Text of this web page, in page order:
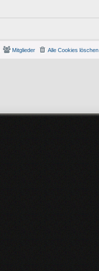
Alle Cookies löschen
Mitglieder